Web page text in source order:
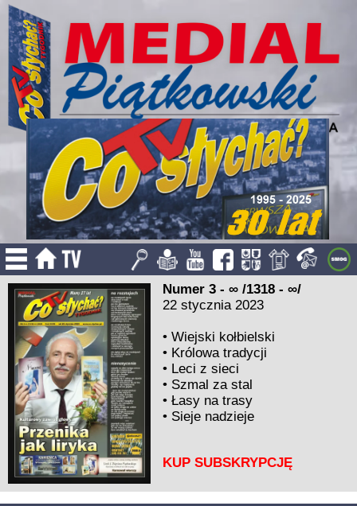
Numer 3 - ∞ /1318 - ∞/
22 stycznia 2023
•Wiejski kołbielski
• Królowa tradycji
• Leci z sieci
• Szmal za stal
•Łasy na trasy
• Sieje nadzieje
KUP SUBSKRYPCJĘ